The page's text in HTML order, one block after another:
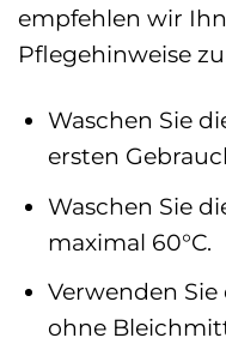
empfehlen wir
Pflegehinweise
Waschen Sie
ersten
Waschen Sie
maximal 60°C.
Verwenden
ohne